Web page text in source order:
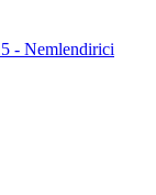
- Nemlendirici